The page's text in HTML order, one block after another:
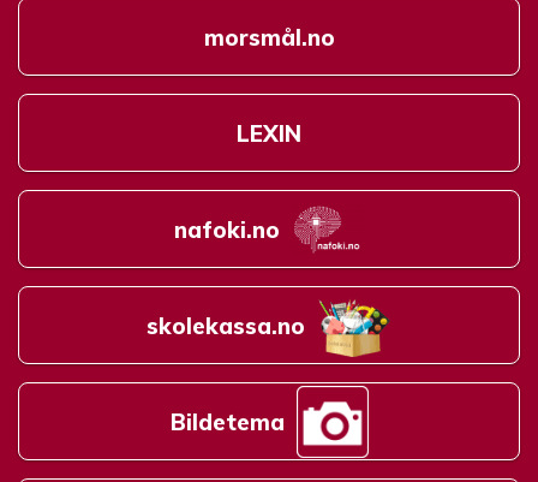
morsmål.no
LEXIN
nafoki.no
skolekassa.no
Bildetema